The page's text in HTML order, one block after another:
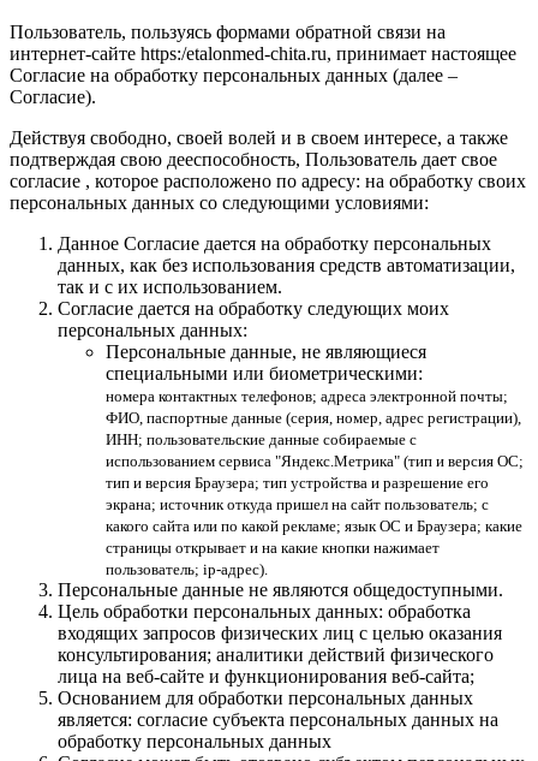
Пользователь, пользуясь формами обратной связи на
интернет-сайте https:/etalonmed-chita.ru, принимает настоящее
Согласие на обработку персональных данных (далее –
Согласие).
Действуя свободно, своей волей и в своем интересе, а также
подтверждая свою дееспособность, Пользователь дает свое
согласие , которое расположено по адресу: на обработку своих
персональных данных со следующими условиями:
Данное Согласие дается на обработку персональных
данных, как без использования средств автоматизации,
так и с их использованием.
Согласие дается на обработку следующих моих
персональных данных:
Персональные данные, не являющиеся
специальными или биометрическими:
номера контактных телефонов; адреса электронной почты;
ФИО, паспортные данные (серия, номер, адрес регистрации),
ИНН; пользовательские данные собираемые с
использованием сервиса "Яндекс.Метрика" (тип и версия ОС;
тип и версия Браузера; тип устройства и разрешение его
экрана; источник откуда пришел на сайт пользователь; с
какого сайта или по какой рекламе; язык ОС и Браузера; какие
страницы открывает и на какие кнопки нажимает
пользователь; ip-адрес).
Персональные данные не являются общедоступными.
Цель обработки персональных данных: обработка
входящих запросов физических лиц с целью оказания
консультирования; аналитики действий физического
лица на веб-сайте и функционирования веб-сайта;
Основанием для обработки персональных данных
является: согласие субъекта персональных данных на
обработку персональных данных